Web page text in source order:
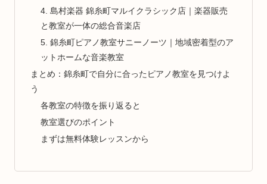
4. 島村楽器 錦糸町マルイクラシック店｜楽器販売
と教室が一体の総合音楽店
5. 錦糸町ピアノ教室サニーノーツ｜地域密着型のア
ットホームな音楽教室
まとめ：錦糸町で自分に合ったピアノ教室を見つけよ
う
各教室の特徴を振り返ると
教室選びのポイント
まずは無料体験レッスンから